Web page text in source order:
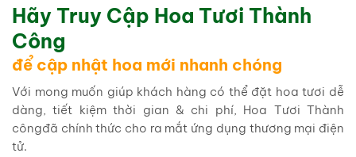
Hãy Truy Cập Hoa Tươi Thành
Công
để cập nhật hoa mới nhanh chóng
Với mong muốn giúp khách hàng có thể đặt hoa tươi dễ
dàng, tiết kiệm thời gian & chi phí, Hoa Tươi Thành
côngđã chính thức cho ra mắt ứng dụng thương mại điện
tử.